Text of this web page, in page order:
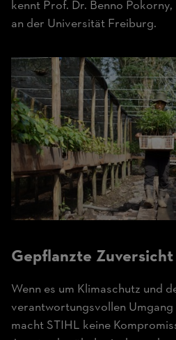
kennt Prof. Dr. Benno
an der Universität Freiburg.
Gepflanzte Zuversicht
Wenn es um Klimaschutz und
verantwortungsvollen
macht STIHL keine